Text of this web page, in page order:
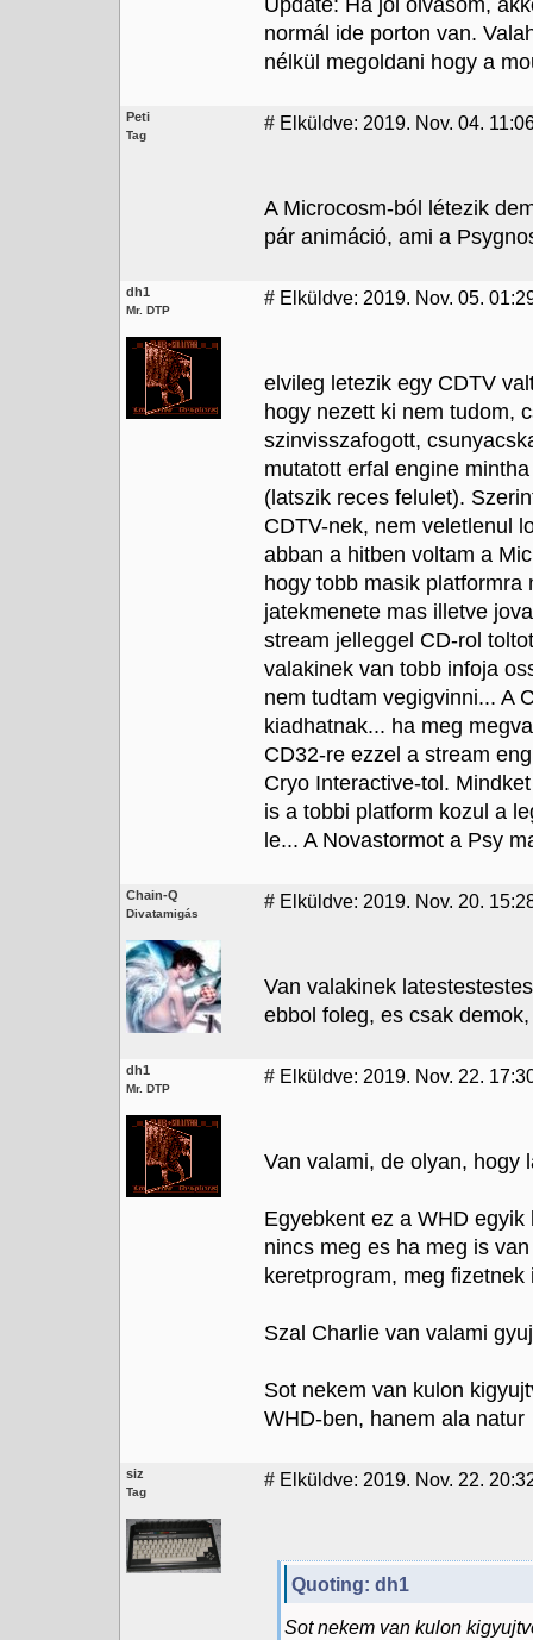
Update: Ha jól olvasom,
normál ide porton van.
nélkül megoldani hogy a
Peti
Tag
# Elküldve: 2019. Nov. 04.
A Microcosm-ból létezik
pár animáció, ami a
dh1
Mr. DTP
# Elküldve: 2019. Nov. 05.
elvileg letezik egy CDTV
hogy nezett ki nem tudom,
szinvisszafogott,
mutatott erfal engine
(latszik reces felulet).
CDTV-nek, nem veletlenul
abban a hitben voltam a
hogy tobb masik
jatekmenete mas illetve
stream jelleggel CD-rol
valakinek van tobb infoja
nem tudtam vegigvinni... A
kiadhatnak... ha meg
CD32-re ezzel a stream
Cryo Interactive-tol.
is a tobbi platform kozul a
le... A Novastormot a Psy
Chain-Q
Divatamigás
# Elküldve: 2019. Nov. 20.
Van valakinek
ebbol foleg, es csak
dh1
Mr. DTP
# Elküldve: 2019. Nov. 22.
Van valami, de olyan, hogy
Egyebkent ez a WHD
nincs meg es ha meg is
keretprogram, meg fizetnek
Szal Charlie van valami
Sot nekem van kulon
WHD-ben, hanem ala natur
siz
Tag
# Elküldve: 2019. Nov. 22.
Quoting: dh1
Sot nekem van kulon